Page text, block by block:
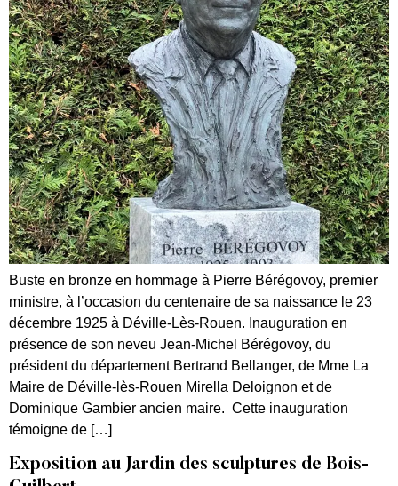
Buste en bronze en hommage à Pierre Bérégovoy, premier
ministre, à l’occasion du centenaire de sa naissance le 23
décembre 1925 à Déville-Lès-Rouen. Inauguration en
présence de son neveu Jean-Michel Bérégovoy, du
président du département Bertrand Bellanger, de Mme La
Maire de Déville-lès-Rouen Mirella Deloignon et de
Dominique Gambier ancien maire. Cette inauguration
témoigne de […]
Exposition au Jardin des sculptures de Bois-